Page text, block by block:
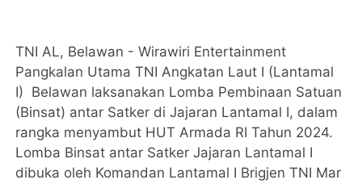
TNI AL, Belawan - Wirawiri Entertainment
Pangkalan Utama TNI Angkatan Laut I (Lantamal
I) Belawan laksanakan Lomba Pembinaan Satuan
(Binsat) antar Satker di Jajaran Lantamal I, dalam
rangka menyambut HUT Armada RI Tahun 2024.
Lomba Binsat antar Satker Jajaran Lantamal I
dibuka oleh Komandan Lantamal I Brigjen TNI Mar